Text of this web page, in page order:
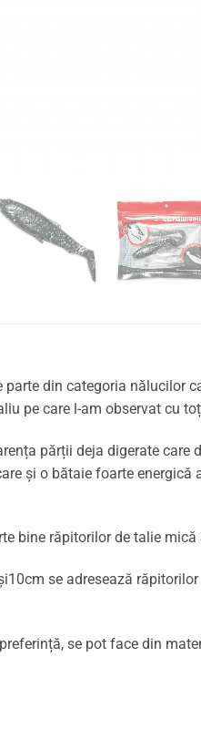
parte din categoria nălucilor
pe care l-am observat cu
părții deja digerate
și o bătaie foarte
bine răpitorilor de talie
se adresează
se pot face din